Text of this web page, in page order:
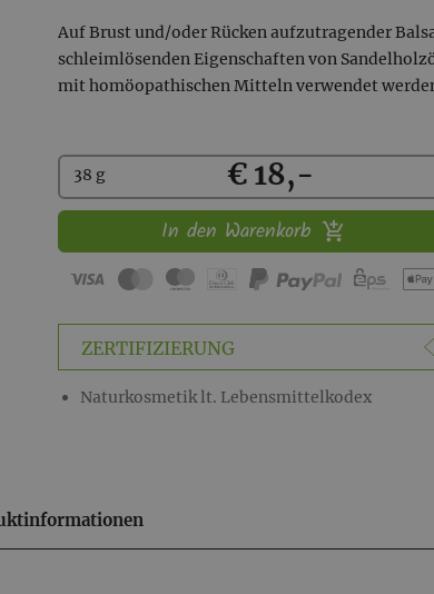
Auf Brust und/oder Rücken aufzutragender
schleimlösenden Eigenschaften von
mit homöopathischen Mitteln verwendet
Kaufen
38 g € 18,-
In den Warenkorb
ZERTIFIZIERUNG
Naturkosmetik lt. Lebensmittelkodex